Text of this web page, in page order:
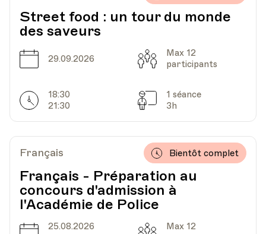
Street food : un tour du monde
des saveurs
Date
29.09.2026 Capacité
Max 12
participants
Horarires
18:30
21:30
Séances
1 séance
3h
Français
Français - Préparation au
concours d'admission à
l'Académie de Police
Bientôt complet
Date
25.08.2026
Capacité
Max 12